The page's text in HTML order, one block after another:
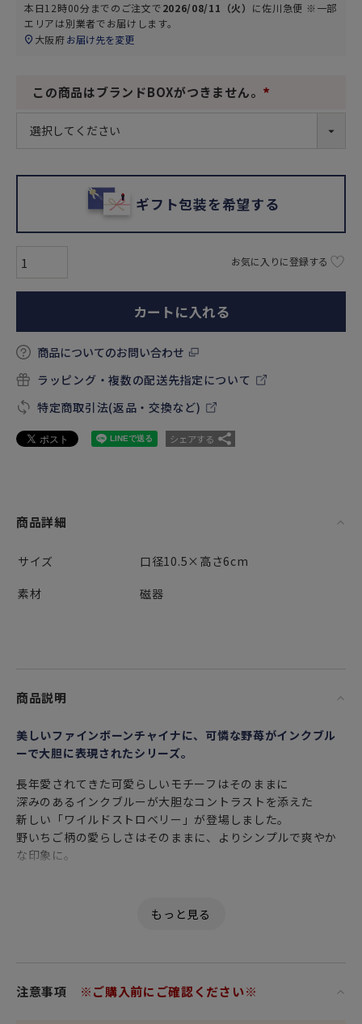
本日12時00分までのご注文で2026/08/11（火） に佐川急便 ※一部
エリアは別業者でお届けします。
大阪府お届け先を変更
この商品はブランドBOXがつきません。
ギフト包装を希望する
お気に入りに登録する
カートに入れる
商品についてのお問い合わせ
ラッピング・複数の配送先指定について
特定商取引法(返品・交換など)
シェアする
商品詳細
サイズ
口径10.5×高さ6cm
素材
磁器
商品説明
美しいファインボーンチャイナに、可憐な野苺がインクブル
ーで大胆に表現されたシリーズ。
長年愛されてきた可愛らしいモチーフはそのままに
深みのあるインクブルーが大胆なコントラストを添えた
新しい「ワイルドストロベリー」が登場しました。
野いちご柄の愛らしさはそのままに、よりシンプルで爽やか
な印象に。
可憐な絵柄に実用性が備わったカジュアルシリーズは、ギフ
ヨーグルトやフルーツ、アイスクリームなどのデザートボウ
注意事項 ※ご購入前にご確認ください※